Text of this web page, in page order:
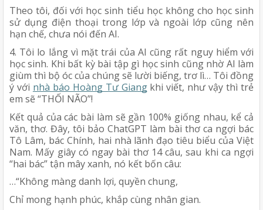
Theo tôi, đối với học sinh tiểu học không cho học sinh
sử dụng điện thoại trong lớp và ngoài lớp cũng nên
hạn chế, chưa nói đến AI.
4. Tôi lo lắng vì mặt trái của AI cũng rất nguy hiểm với
học sinh. Khi bất kỳ bài tập gì học sinh cũng nhờ AI làm
giùm thì bộ óc của chúng sẽ lười biếng, trơ lì… Tôi đồng
ý với nhà báo Hoàng Tư Giangkhi viết, như vậy thì trẻ
em sẽ “THỐI NÃO”!
Kết quả của các bài làm sẽ gần 100% giống nhau, kể cả
văn, thơ. Đây, tôi bảo ChatGPT làm bài thơ ca ngợi bác
Tô Lâm, bác Chính, hai nhà lãnh đạo tiêu biểu của Việt
Nam. Mấy giây có ngay bài thơ 14 câu, sau khi ca ngợi
“hai bác” tận mây xanh, nó kết bốn câu:
…“Không màng danh lợi, quyền chung,
Chỉ mong hạnh phúc, khắp cùng nhân gian.